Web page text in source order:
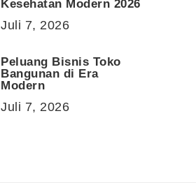
Kesehatan Modern 2026
Juli 7, 2026
Peluang Bisnis Toko
Bangunan di Era
Modern
Juli 7, 2026